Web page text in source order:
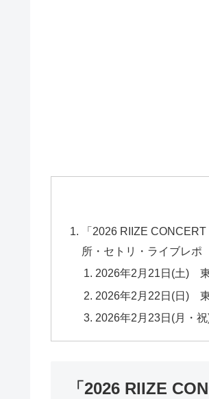
「2026 RIIZE
所・セトリ・ライブレポ
2026年2月21日(土)
2026年2月22日(日)
2026年2月23日(月・
「2026 RIIZE